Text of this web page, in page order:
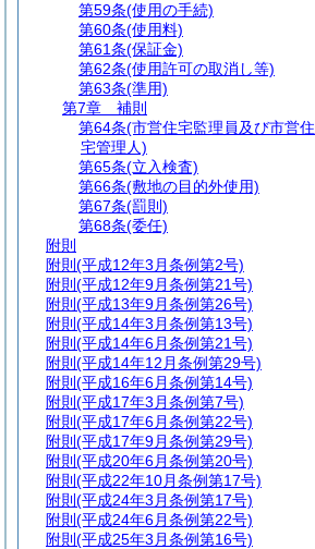
第59条(使用の手続)
第60条(使用料)
第61条(保証金)
第62条(使用許可の取消し等)
第63条(準用)
第7章
補則
第64条(市営住宅監理員及び市営住
宅管理人)
第65条(立入検査)
第66条(敷地の目的外使用)
第67条(罰則)
第68条(委任)
附則
附則 (平成12年3月条例第2号)
附則 (平成12年9月条例第21号)
附則 (平成13年9月条例第26号)
附則 (平成14年3月条例第13号)
附則 (平成14年6月条例第21号)
附則 (平成14年12月条例第29号)
附則 (平成16年6月条例第14号)
附則 (平成17年3月条例第7号)
附則 (平成17年6月条例第22号)
附則 (平成17年9月条例第29号)
附則 (平成20年6月条例第20号)
附則 (平成22年10月条例第17号)
附則 (平成24年3月条例第17号)
附則 (平成24年6月条例第22号)
附則 (平成25年3月条例第16号)